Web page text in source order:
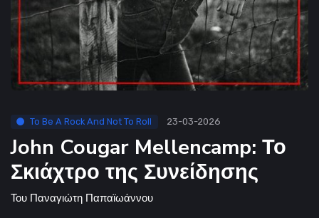
To Be A Rock And Not To Roll 23-03-2026
John Cougar Mellencamp: Το
Σκιάχτρο της Συνείδησης
Του Παναγιώτη Παπαϊωάννου